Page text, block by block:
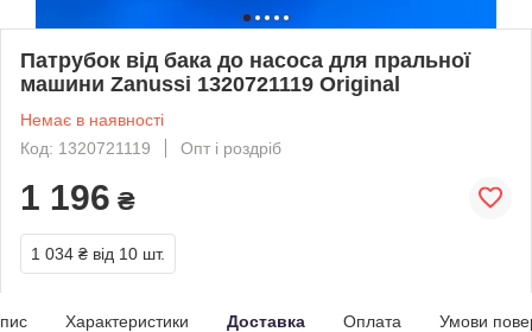
Патрубок від бака до насоса для пральної
машини Zanussi 1320721119 Original
Немає в наявності
Код: 1320721119
Опт і роздріб
1 196 ₴
1 034 ₴ від 10 шт.
Характеристики Доставка Оплата Умови